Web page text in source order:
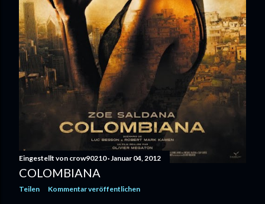
Eingestellt von crow90210 Januar 04, 2012
COLOMBIANA
Teilen Kommentar veröffentlichen